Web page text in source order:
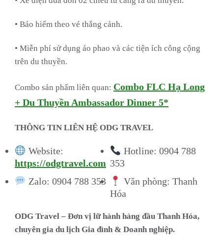
• Bảo hiểm theo vé thắng cảnh.
• Miễn phí sử dụng áo phao và các tiện ích công cộng
trên du thuyền.
Combo sản phẩm liên quan: Combo FLC Hạ Long
+ Du Thuyền Ambassador Dinner 5*
THÔNG TIN LIÊN HỆ ODG TRAVEL
Website:
https://odgtravel.com
Hotline: 0904 788
353
Zalo: 0904 788 353
Văn phòng: Thanh
Hóa
ODG Travel – Đơn vị lữ hành hàng đầu Thanh Hóa,
chuyên gia du lịch Gia đình & Doanh nghiệp.